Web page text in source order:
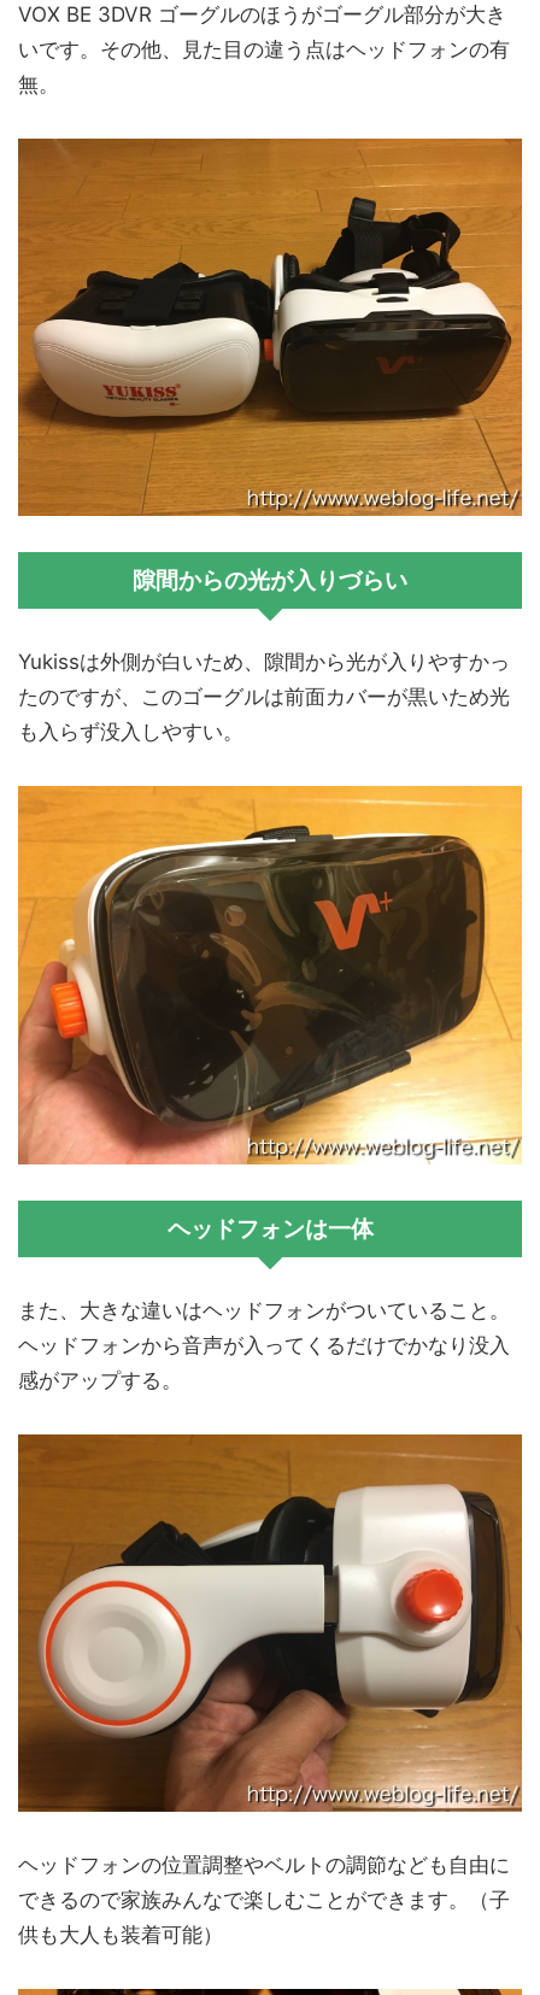
VOX BE 3DVR ゴーグルのほうがゴーグル部分が大き
いです。その他、見た目の違う点はヘッドフォンの有
無。
隙間からの光が入りづらい
Yukissは外側が白いため、隙間から光が入りやすかっ
たのですが、このゴーグルは前面カバーが黒いため光
も入らず没入しやすい。
ヘッドフォンは一体
また、大きな違いはヘッドフォンがついていること。
ヘッドフォンから音声が入ってくるだけでかなり没入
感がアップする。
ヘッドフォンの位置調整やベルトの調節なども自由に
できるので家族みんなで楽しむことができます。（子
供も大人も装着可能）